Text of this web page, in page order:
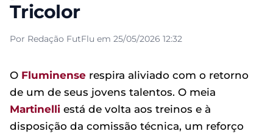
Tricolor
Por Redação FutFlu em 25/05/2026 12:32
O Fluminense respira aliviado com o retorno
de um de seus jovens talentos. O meia
Martinelli está de volta aos treinos e à
disposição da comissão técnica, um reforço